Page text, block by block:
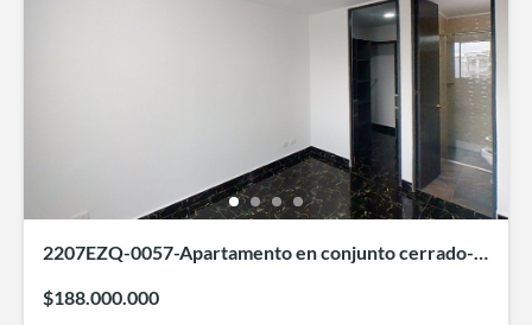
2207EZQ-0057-Apartamento en conjunto cerrado-
$188.000.000